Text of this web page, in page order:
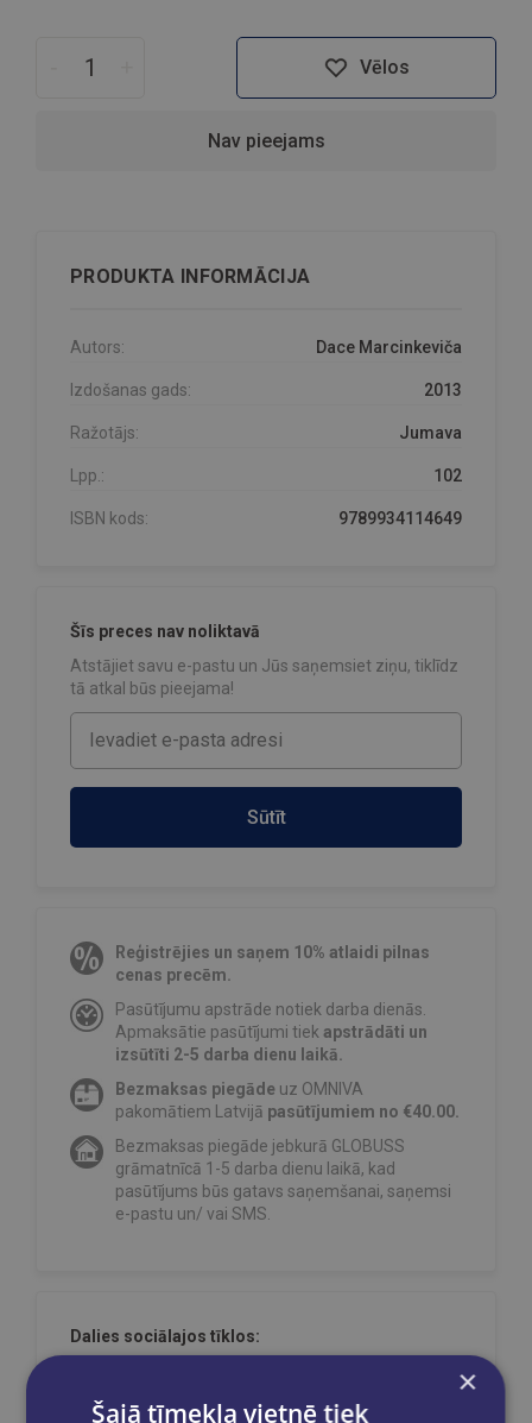
Vēlos
Nav pieejams
PRODUKTA INFORMĀCIJA
Autors: Dace Marcinkeviča
Izdošanas gads: 2013
Ražotājs: Jumava
Lpp.: 102
ISBN kods: 9789934114649
Šīs preces nav noliktavā
Atstājiet savu e-pastu un Jūs saņemsiet ziņu, tiklīdz
tā atkal būs pieejama!
Sūtīt
Reģistrējies un saņem 10% atlaidi pilnas
cenas precēm.
Pasūtījumu apstrāde notiek darba dienās.
Apmaksātie pasūtījumi tiek apstrādāti un
izsūtīti 2-5 darba dienu laikā.
Bezmaksas piegāde uz OMNIVA
pakomātiem Latvijā pasūtījumiem no €40.00.
Bezmaksas piegāde jebkurā GLOBUSS
grāmatnīcā 1-5 darba dienu laikā, kad
pasūtījums būs gatavs saņemšanai, saņemsi
e-pastu un/ vai SMS.
Dalies sociālajos tīklos:
×
Šajā tīmekļa vietnē tiek